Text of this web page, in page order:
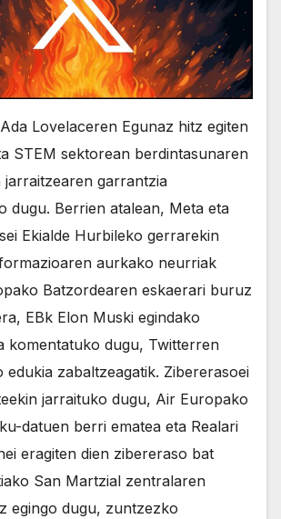
Lovelaceren Egunaz hitz egiten
STEM sektorean berdintasunaren
jarraitzearen garrantzia
dugu. Berrien atalean, Meta eta
Ekialde Hurbileko gerrarekin
aurkako neurriak
Batzordearen eskaerari buruz
EBk Elon Muski egindako
komentatuko dugu, Twitterren
edukia zabaltzeagatik. Zibererasoei
jarraituko dugu, Air Europako
datuen berri ematea eta Realari
eragiten dien zibereraso bat
San Martzial zentralaren
egingo dugu, zuntzezko